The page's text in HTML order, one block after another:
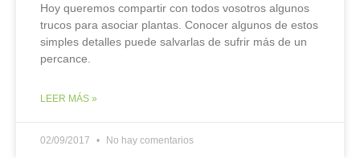
Hoy queremos compartir con todos vosotros algunos
trucos para asociar plantas. Conocer algunos de estos
simples detalles puede salvarlas de sufrir más de un
percance.
LEER MÁS »
02/09/2017 No hay comentarios